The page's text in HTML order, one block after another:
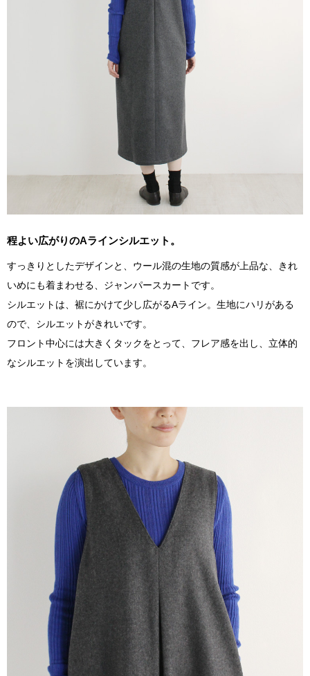
程よい広がりのAラインシルエット。
すっきりとしたデザインと、ウール混の生地の質感が上品な、きれ
いめにも着まわせる、ジャンパースカートです。
シルエットは、裾にかけて少し広がるAライン。生地にハリがある
ので、シルエットがきれいです。
フロント中心には大きくタックをとって、フレア感を出し、立体的
なシルエットを演出しています。